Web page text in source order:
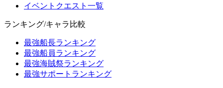
イベントクエスト一覧
ランキング/キャラ比較
最強船長ランキング
最強船員ランキング
最強海賊祭ランキング
最強サポートランキング